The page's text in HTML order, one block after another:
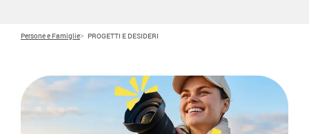
Persone e Famiglie PROGETTI E DESIDERI